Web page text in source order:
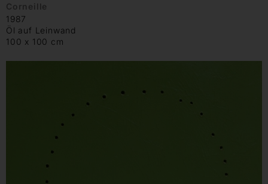
Corneille
1987
Öl auf Leinwand
100 x 100 cm